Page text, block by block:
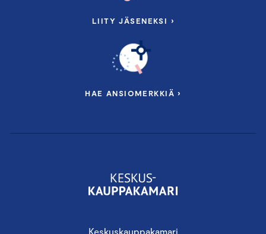
Keskuskauppakamari
LIITY JÄSENEKSI ›
HAE ANSIOMERKKIÄ ›